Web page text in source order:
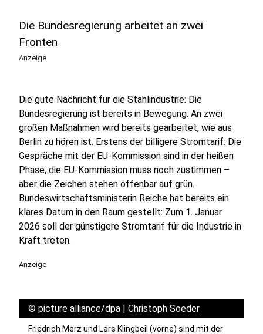
Die Bundesregierung arbeitet an zwei
Fronten
Anzeige
Die gute Nachricht für die Stahlindustrie: Die
Bundesregierung ist bereits in Bewegung. An zwei
großen Maßnahmen wird bereits gearbeitet, wie aus
Berlin zu hören ist. Erstens der billigere Stromtarif: Die
Gespräche mit der EU-Kommission sind in der heißen
Phase, die EU-Kommission muss noch zustimmen –
aber die Zeichen stehen offenbar auf grün.
Bundeswirtschaftsministerin Reiche hat bereits ein
klares Datum in den Raum gestellt: Zum 1. Januar
2026 soll der günstigere Stromtarif für die Industrie in
Kraft treten.
Anzeige
© picture alliance/dpa | Christoph Soeder
Friedrich Merz und Lars Klingbeil (vorne) sind mit der